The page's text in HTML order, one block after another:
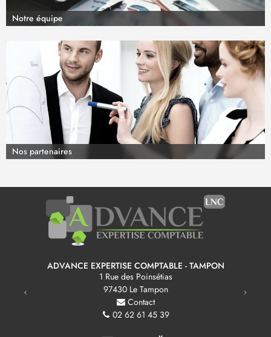
Notre équipe
Nos partenaires
ADVANCE EXPERTISE COMPTABLE - TAMPON
1 Rue des Poinsétias
97430 Le Tampon
Contact
02 62 61 45 39
Previous